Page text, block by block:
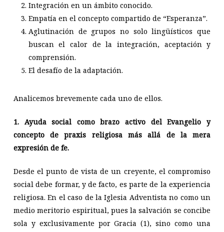
Integración en un ámbito conocido.
Empatía en el concepto compartido de “Esperanza”.
Aglutinación de grupos no solo lingüísticos que
buscan el calor de la integración, aceptación y
comprensión.
El desafío de la adaptación.
Analicemos brevemente cada uno de ellos.
1. Ayuda social como brazo activo del Evangelio y
concepto de praxis religiosa más allá de la mera
expresión de fe.
Desde el punto de vista de un creyente, el compromiso
social debe formar, y de facto, es parte de la experiencia
religiosa. En el caso de la Iglesia Adventista no como un
medio meritorio espiritual, pues la salvación se concibe
sola y exclusivamente por Gracia (1), sino como una